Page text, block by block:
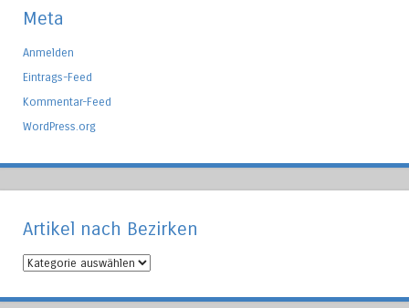
Meta
Anmelden
Eintrags-Feed
Kommentar-Feed
WordPress.org
Artikel nach Bezirken
Artikel